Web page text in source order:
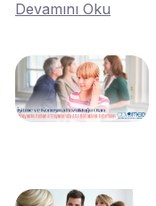
Devamını Oku